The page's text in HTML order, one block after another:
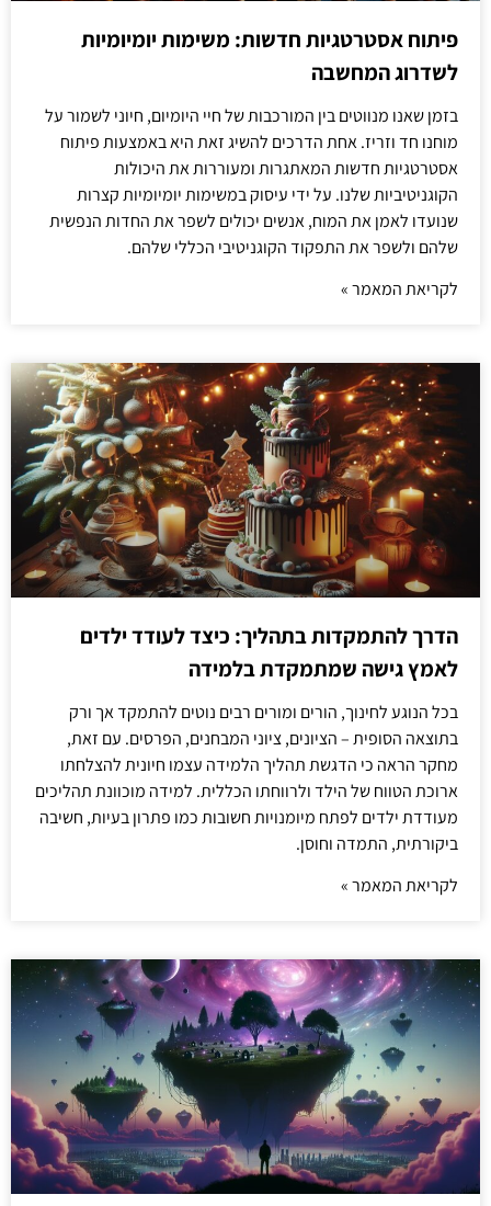
פיתוח אסטרטגיות חדשות: משימות יומיומיות
לשדרוג המחשבה
בזמן שאנו מנווטים בין המורכבות של חיי היומיום, חיוני לשמור על
מוחנו חד וזריז. אחת הדרכים להשיג זאת היא באמצעות פיתוח
אסטרטגיות חדשות המאתגרות ומעוררות את היכולות
הקוגניטיביות שלנו. על ידי עיסוק במשימות יומיומיות קצרות
שנועדו לאמן את המוח, אנשים יכולים לשפר את החדות הנפשית
שלהם ולשפר את התפקוד הקוגניטיבי הכללי שלהם.
לקריאת המאמר »
הדרך להתמקדות בתהליך: כיצד לעודד ילדים
לאמץ גישה שמתמקדת בלמידה
בכל הנוגע לחינוך, הורים ומורים רבים נוטים להתמקד אך ורק
בתוצאה הסופית – הציונים, ציוני המבחנים, הפרסים. עם זאת,
מחקר הראה כי הדגשת תהליך הלמידה עצמו חיונית להצלחתו
ארוכת הטווח של הילד ולרווחתו הכללית. למידה מוכוונת תהליכים
מעודדת ילדים לפתח מיומנויות חשובות כמו פתרון בעיות, חשיבה
ביקורתית, התמדה וחוסן.
לקריאת המאמר »